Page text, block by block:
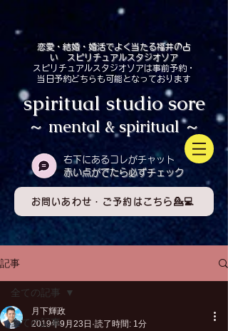
恋愛・結婚・婚活でよく当たる福井の占
い スピリチュアルスタジオソア
スピリチュアルスタジオソアは事前予約・
当日予約どちらも可能となっております
spiritual studio sore
～ mental & spiritual ～
​右下にあるコレがチャット
赤い点がでたら必ずチェック
お問いあわせ・ご予約はこちら💁💻
記事
全ての記事
全ての記事
月下輝政
2019年9月23日 読了時間: 1分